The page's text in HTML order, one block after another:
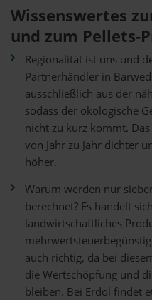
Wissenswertes
und zum Pellets-
Regionalität ist uns und
Partnerhändler in
ausschließlich aus der
sodass der ökologische
nicht zu kurz kommt.
von Jahr zu Jahr dichter
höher.
Warum werden nur
berechnet? Es handelt
landwirtschaftliches
auch richtig, da bei
die Wertschöpfung und
bleiben. Bei Erdöl findet